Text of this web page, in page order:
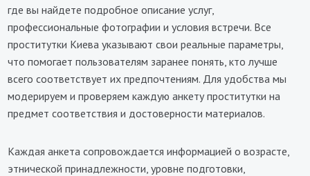
где вы найдете подробное описание услуг,
профессиональные фотографии и условия встречи. Все
проститутки Киева указывают свои реальные параметры,
что помогает пользователям заранее понять, кто лучше
всего соответствует их предпочтениям. Для удобства мы
модерируем и проверяем каждую анкету проститутки на
предмет соответствия и достоверности материалов.
Каждая анкета сопровождается информацией о возрасте,
этнической принадлежности, уровне подготовки,